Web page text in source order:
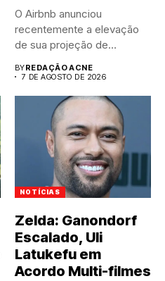
O Airbnb anunciou
recentemente a elevação
de sua projeção de
BYREDAÇÃO ACNE
7 DE AGOSTO DE 2026
NOTÍCIAS
Zelda: Ganondorf
Escalado, Uli
Latukefu em
Acordo Multi-filmes